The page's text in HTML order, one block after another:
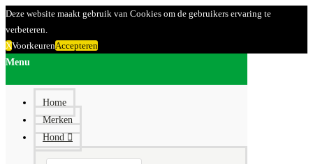
Deze website maakt gebruik van Cookies om de gebruikers ervaring te
verbeteren.
XVoorkeurenAccepteren
Menu
Home
Merken
Hond